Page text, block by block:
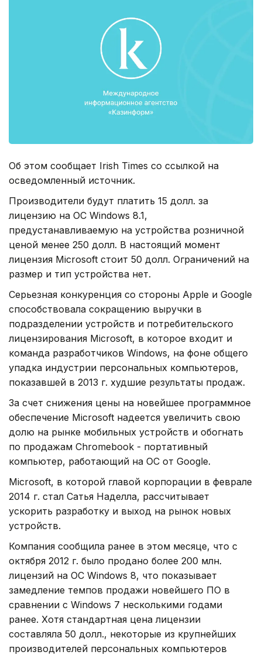
Об этом сообщает Irish Times со ссылкой на
осведомленный источник.
Производители будут платить 15 долл. за
лицензию на ОС Windows 8.1,
предустанавливаемую на устройства розничной
ценой менее 250 долл. В настоящий момент
лицензия Microsoft стоит 50 долл. Ограничений на
размер и тип устройства нет.
Серьезная конкуренция со стороны Apple и Google
способствовала сокращению выручки в
подразделении устройств и потребительского
лицензирования Microsoft, в которое входит и
команда разработчиков Windows, на фоне общего
упадка индустрии персональных компьютеров,
показавшей в 2013 г. худшие результаты продаж.
За счет снижения цены на новейшее программное
обеспечение Microsoft надеется увеличить свою
долю на рынке мобильных устройств и обогнать
по продажам Chromebook - портативный
компьютер, работающий на ОС от Google.
Microsoft, в которой главой корпорации в феврале
2014 г. стал Сатья Наделла, рассчитывает
ускорить разработку и выход на рынок новых
устройств.
Компания сообщила ранее в этом месяце, что с
октября 2012 г. было продано более 200 млн.
лицензий на ОС Windows 8, что показывает
замедление темпов продажи новейшего ПО в
сравнении с Windows 7 несколькими годами
ранее. Хотя стандартная цена лицензии
составляла 50 долл., некоторые из крупнейших
производителей персональных компьютеров